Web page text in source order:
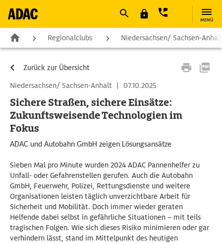
MENÜ
Regionalclubs Niedersachsen/ Sachsen-
Zurück zur Übersicht
Niedersachsen/ Sachsen-Anhalt
| 07.10.2025
Sichere Straßen, sichere Einsätze:
Zukunftsweisende Technologien im
Fokus
ADAC und Autobahn GmbH zeigen Lösungsansätze
Sieben Mal pro Minute wurden 2024 ADAC Pannenhelfer zu
Unfall- oder Gefahrenstellen gerufen. Auch die Autobahn
GmbH, Feuerwehr, Polizei, Rettungsdienste und weitere
Organisationen leisten täglich unverzichtbare Arbeit für
Sicherheit und Mobilität. Doch immer wieder geraten
Helfende dabei selbst in gefährliche Situationen – mit teils
tragischen Folgen. Wie sich dieses Risiko minimieren oder gar
verhindern lässt, stand im Mittelpunkt des heutigen